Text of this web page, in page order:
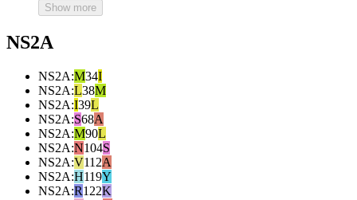
Show more
NS2A
NS2A:M34I
NS2A:L38M
NS2A:I39L
NS2A:S68A
NS2A:M90L
NS2A:N104S
NS2A:V112A
NS2A:H119Y
NS2A:R122K